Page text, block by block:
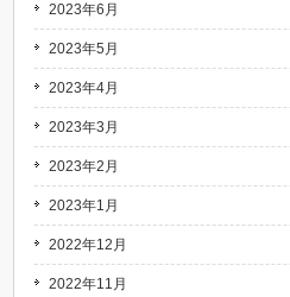
2023年6月
2023年5月
2023年4月
2023年3月
2023年2月
2023年1月
2022年12月
2022年11月